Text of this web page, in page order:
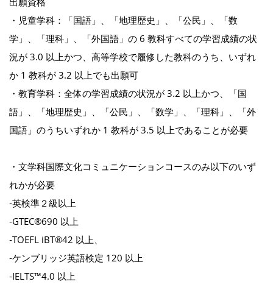
・児童学科：「国語」、「地理歴史」、「公民」、「数
学」、「理科」、「外国語」の 6 教科すべての学習成績の状
況が 3.0 以上かつ、高等学校で履修した教科のうち、いずれ
か 1 教科が 3.2 以上でも出願可
・教育学科：全体の学習成績の状況が 3.2 以上かつ、「国
語」、「地理歴史」、「公民」、「数学」、「理科」、「外
国語」のうちいずれか 1 教科が 3.5 以上であることが必要
・文学科国際文化コミュニケーションコースのみ以下のいず
れかが必要
‐英検準２級以上
‐GTEC®690 以上
‐TOEFL iBT®42 以上、
‐ケンブリッジ英語検定 120 以上
‐IELTS™4.0 以上